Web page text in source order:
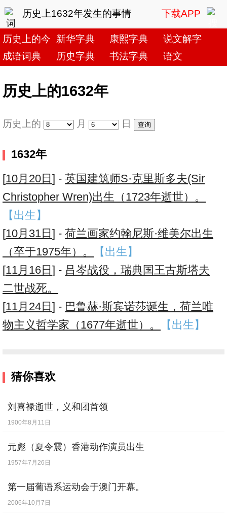
历史上1632年发生的事情 下载APP
历史上的今天新华字典 康熙字典
说文解字
成语词典
历史字典 书法字典 语文
历史上的1632年
历史上的 月 日
1632年
[10月20日 ] - 英国建筑师S·克里斯多夫(Sir
Christopher Wren)出生（1723年逝世）。
【出生】
[10月31日 ] - 荷兰画家约翰尼斯·维美尔出生
（卒于1975年）。
【出生】
[11月16日 ] - 吕岑战役，瑞典国王古斯塔夫
二世战死。
[11月24日 ] - 巴鲁赫·斯宾诺莎诞生，荷兰唯
物主义哲学家（1677年逝世）。
【出生】
猜你喜欢
刘喜禄逝世，义和团首领
1900年8月11日
元彪（夏令震）香港动作演员出生
1957年7月26日
第一届葡语系运动会于澳门开幕。
2006年10月7日